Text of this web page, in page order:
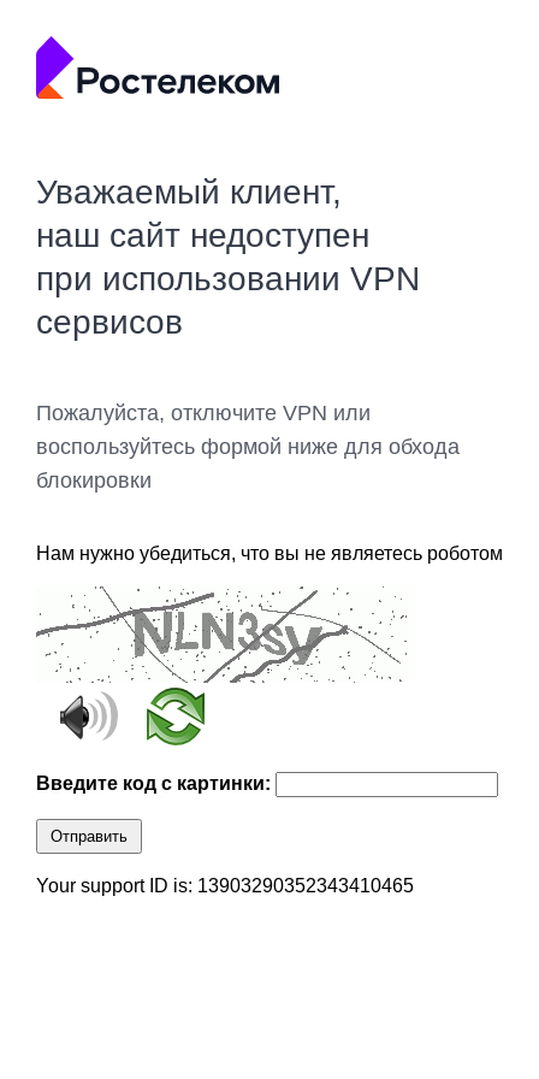
Уважаемый клиент,
наш сайт недоступен
при использовании VPN
сервисов
Пожалуйста, отключите VPN или
воспользуйтесь формой ниже для обхода
блокировки
Нам нужно убедиться, что вы не являетесь роботом
Введите код с картинки:
Отправить
Your support ID is: 13903290352343410465